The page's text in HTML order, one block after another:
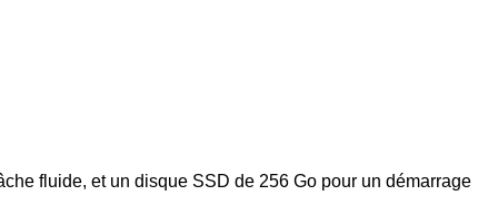
fluide, et un disque SSD de 256 Go pour un démarrage